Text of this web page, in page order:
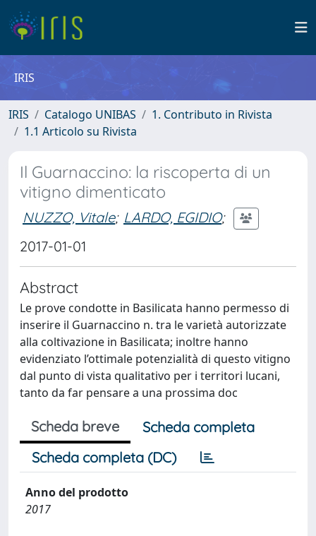
IRIS
IRIS Catalogo UNIBAS
1. Contributo in Rivista
1.1 Articolo su Rivista
Il Guarnaccino: la riscoperta di un
vitigno dimenticato
NUZZO, Vitale; LARDO, EGIDIO;
2017-01-01
Abstract
Le prove condotte in Basilicata hanno permesso di
inserire il Guarnaccino n. tra le varietà autorizzate
alla coltivazione in Basilicata; inoltre hanno
evidenziato l’ottimale potenzialità di questo vitigno
dal punto di vista qualitativo per i territori lucani,
tanto da far pensare a una prossima doc
Scheda breve
Scheda completa
Scheda completa (DC)
Anno del prodotto
2017